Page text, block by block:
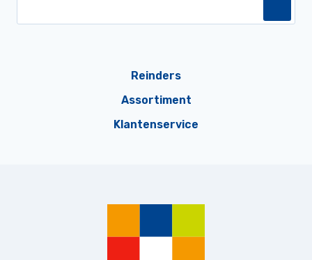
Reinders
Assortiment
Klantenservice